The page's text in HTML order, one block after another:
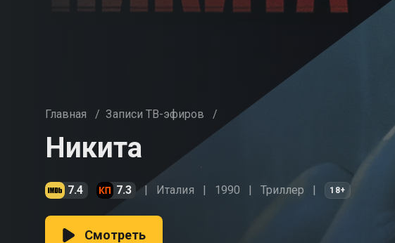
Главная / Записи ТВ-эфиров /
Никита
7.4 7.3 Италия 1990 Триллер 18+
Смотреть